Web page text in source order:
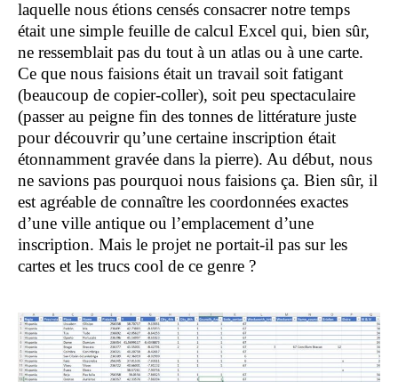
laquelle nous étions censés consacrer notre temps
était une simple feuille de calcul Excel qui, bien sûr,
ne ressemblait pas du tout à un atlas ou à une carte.
Ce que nous faisions était un travail soit fatigant
(beaucoup de copier-coller), soit peu spectaculaire
(passer au peigne fin des tonnes de littérature juste
pour découvrir qu’une certaine inscription était
étonnamment gravée dans la pierre). Au début, nous
ne savions pas pourquoi nous faisions ça. Bien sûr, il
est agréable de connaître les coordonnées exactes
d’une ville antique ou l’emplacement d’une
inscription. Mais le projet ne portait-il pas sur les
cartes et les trucs cool de ce genre ?